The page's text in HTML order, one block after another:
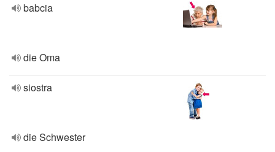
babcia
die Oma
siostra
die Schwester